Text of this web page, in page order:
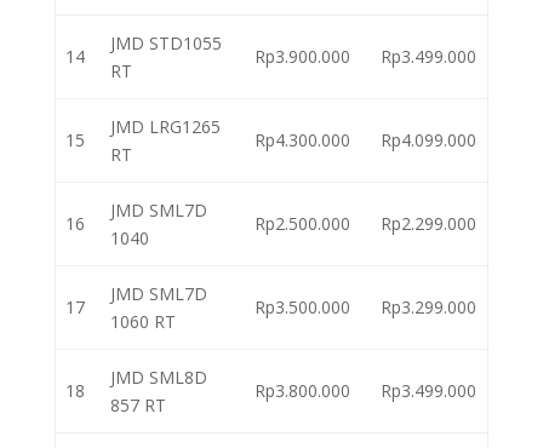
14
JMD STD1055
RT
Rp3.900.000 Rp3.499.000
15
JMD LRG1265
RT
Rp4.300.000 Rp4.099.000
16
JMD SML7D
1040
Rp2.500.000 Rp2.299.000
17
JMD SML7D
1060 RT
Rp3.500.000 Rp3.299.000
18
JMD SML8D
857 RT
Rp3.800.000 Rp3.499.000